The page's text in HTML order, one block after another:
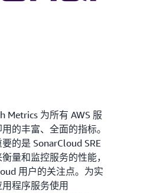
Metrics 为所有 AWS 服
的丰富、全面的指标。
的是 SonarCloud SRE
量和监控服务的性能，
用户的关注点。为实
程序服务使用